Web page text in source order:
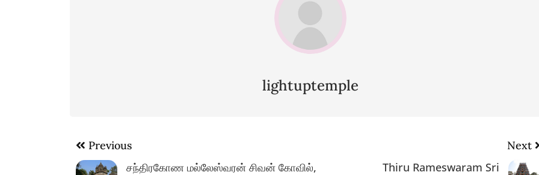
lightuptemple
Post
navigation
Previous
சந்திரகோண மல்லேஸ்வரன் சிவன் கோவில்,
Next
Thiru Rameswaram Sri